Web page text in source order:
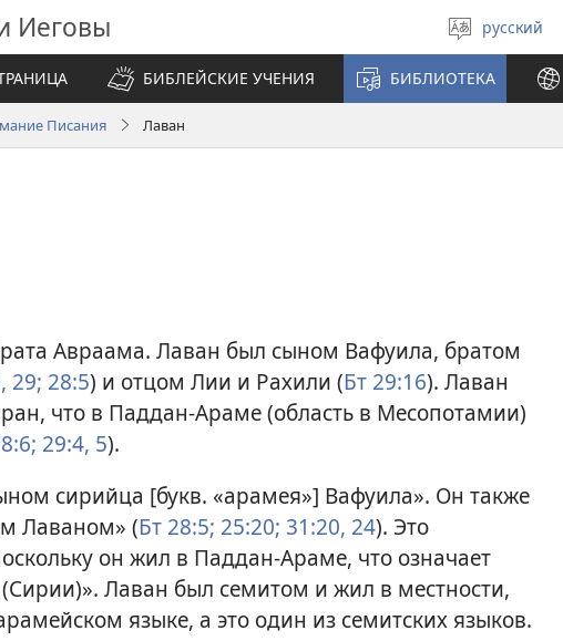
Иеговы
Выберите
язык
русский
БИБЛЕЙСКИЕ УЧЕНИЯ БИБЛИОТЕКА
Писания Лаван
Авраама. Лаван был сыном Вафуила, братом
29; 28:5) и отцом Лии и Рахили (Бт 29:16). Лаван
что в Паддан-Араме (область в Месопотамии)
29:4, 5).
сирийца [букв. «арамея»] Вафуила». Он также
Лаваном» (Бт 28:5; 25:20; 31:20, 24). Это
он жил в Паддан-Араме, что означает
Лаван был семитом и жил в местности,
языке, а это один из семитских языков.